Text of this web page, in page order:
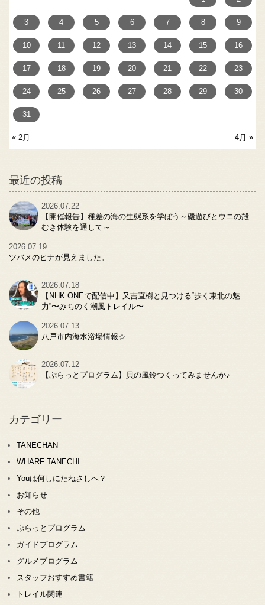
« 2月 4月 »
3 4 5 6 7 8 9
10 11 12 13 14 15 16
17 18 19 20 21 22 23
24 25 26 27 28 29 30
31
最近の投稿
2026.07.22
【開催報告】種差の海の生態系を学ぼう～磯遊びとウニの殻
むき体験を通して～
2026.07.19
ツバメのヒナが見えました。
2026.07.18
【NHK ONEで配信中】又吉直樹と見つける“歩く東北の魅
力”〜みちのく潮風トレイル〜
2026.07.13
八戸市内海水浴場情報☆
2026.07.12
【ぷらっとプログラム】貝の風鈴つくってみませんか♪
カテゴリー
TANECHAN
WHARF TANECHI
Youは何しにたねさしへ？
お知らせ
その他
ぷらっとプログラム
ガイドプログラム
グルメプログラム
スタッフおすすめ書籍
トレイル関連